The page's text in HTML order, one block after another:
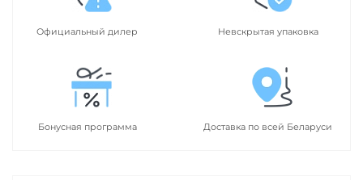
Официальный дилер Невскрытая упаковка
Бонусная программа Доставка по всей Беларуси